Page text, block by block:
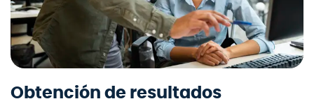
Obtención de resultados